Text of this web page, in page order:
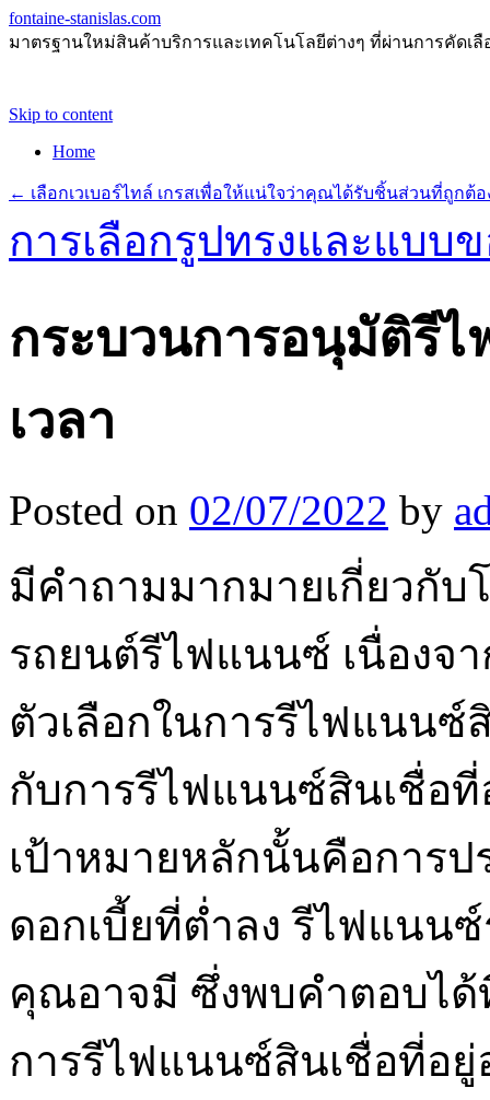
fontaine-stanislas.com
มาตรฐานใหม่สินค้าบริการและเทคโนโลยีต่างๆ ที่ผ่านการคัด
Skip to content
Home
← เลือกเวเบอร์ไทล์ เกรสเพื่อให้แน่ใจว่าคุณได้รับชิ้นส่วนที่ถูกต้อ
การเลือกรูปทรงและแบบ
กระบวนการอนุมัติรี
เวลา
Posted on 02/07/2022 by
มีคำถามมากมายเกี่ยวกับ
รถยนต์รีไฟแนนซ์ เนื่องจ
ตัวเลือกในการรีไฟแนน
กับการรีไฟแนนซ์สินเชื่อที่
เป้าหมายหลักนั้นคือการป
ดอกเบี้ยที่ต่ำลง รีไฟแนน
คุณอาจมี ซึ่งพบคำตอบไ
การรีไฟแนนซ์สินเชื่อที่อ